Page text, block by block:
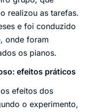
realizou as tarefas.
e foi conduzido
onde foram
os pianos.
efeitos práticos
efeitos dos
o experimento,